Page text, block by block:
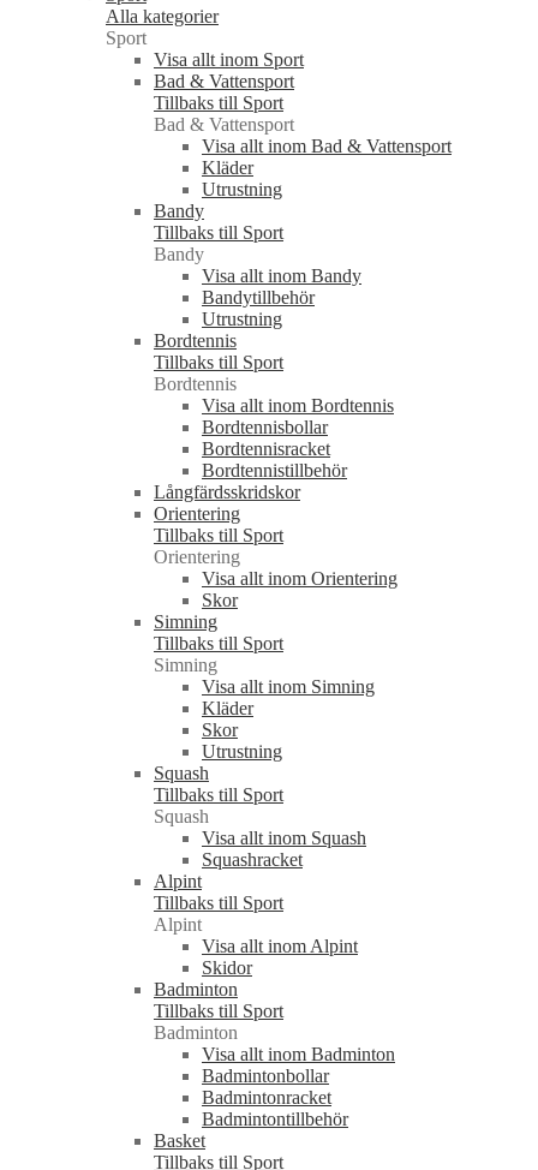
Alla kategorier
Sport
Visa allt inom Sport
Bad & Vattensport
Tillbaks till Sport
Bad & Vattensport
Visa allt inom Bad & Vattensport
Kläder
Utrustning
Bandy
Tillbaks till Sport
Bandy
Visa allt inom Bandy
Bandytillbehör
Utrustning
Bordtennis
Tillbaks till Sport
Bordtennis
Visa allt inom Bordtennis
Bordtennisbollar
Bordtennisracket
Bordtennistillbehör
Långfärdsskridskor
Orientering
Tillbaks till Sport
Orientering
Visa allt inom Orientering
Skor
Simning
Tillbaks till Sport
Simning
Visa allt inom Simning
Kläder
Skor
Utrustning
Squash
Tillbaks till Sport
Squash
Visa allt inom Squash
Squashracket
Alpint
Tillbaks till Sport
Alpint
Visa allt inom Alpint
Skidor
Badminton
Tillbaks till Sport
Badminton
Visa allt inom Badminton
Badmintonbollar
Badmintonracket
Badmintontillbehör
Basket
Tillbaks till Sport